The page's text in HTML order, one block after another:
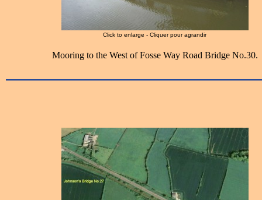
Click to enlarge - Cliquer pour agrandir
Mooring to the West of Fosse Way Road Bridge No.30.